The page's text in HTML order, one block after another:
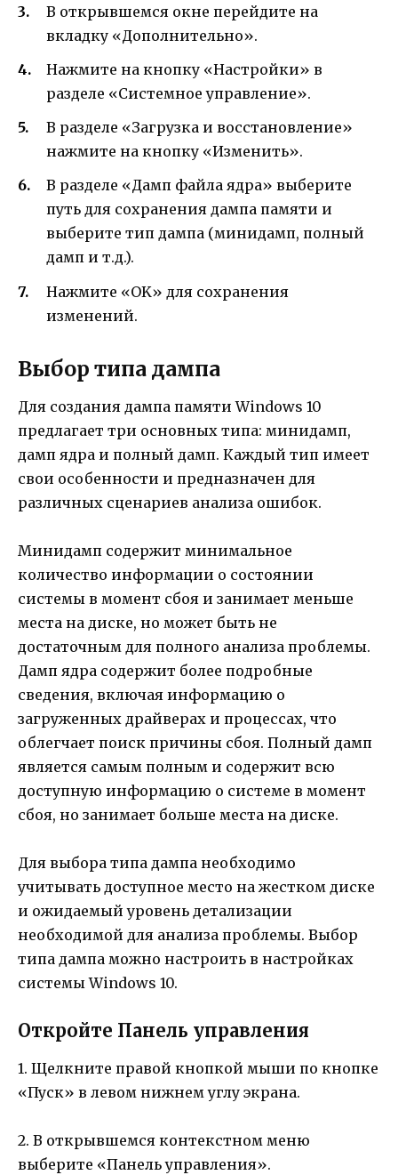
В открывшемся окне перейдите на
вкладку «Дополнительно».
Нажмите на кнопку «Настройки» в
разделе «Системное управление».
В разделе «Загрузка и восстановление»
нажмите на кнопку «Изменить».
В разделе «Дамп файла ядра» выберите
путь для сохранения дампа памяти и
выберите тип дампа (минидамп, полный
дамп и т.д.).
Нажмите «OK» для сохранения
изменений.
Выбор типа дампа
Для создания дампа памяти Windows 10
предлагает три основных типа: минидамп,
дамп ядра и полный дамп. Каждый тип имеет
свои особенности и предназначен для
различных сценариев анализа ошибок.
Минидамп содержит минимальное
количество информации о состоянии
системы в момент сбоя и занимает меньше
места на диске, но может быть не
достаточным для полного анализа проблемы.
Дамп ядра содержит более подробные
сведения, включая информацию о
загруженных драйверах и процессах, что
облегчает поиск причины сбоя. Полный дамп
является самым полным и содержит всю
доступную информацию о системе в момент
сбоя, но занимает больше места на диске.
Для выбора типа дампа необходимо
учитывать доступное место на жестком диске
и ожидаемый уровень детализации
необходимой для анализа проблемы. Выбор
типа дампа можно настроить в настройках
системы Windows 10.
Откройте Панель управления
1. Щелкните правой кнопкой мыши по кнопке
«Пуск» в левом нижнем углу экрана.
2. В открывшемся контекстном меню
выберите «Панель управления».